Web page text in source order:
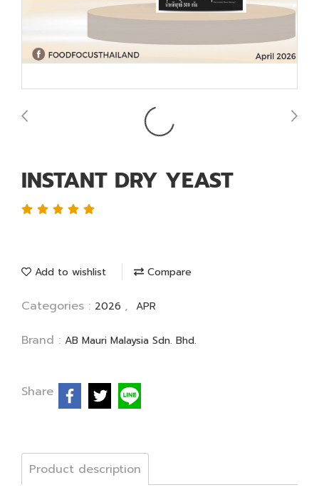
INSTANT DRY YEAST
Add to wishlist Compare
Categories : 2026 , APR
Brand : AB Mauri Malaysia Sdn. Bhd.
Share
Product description